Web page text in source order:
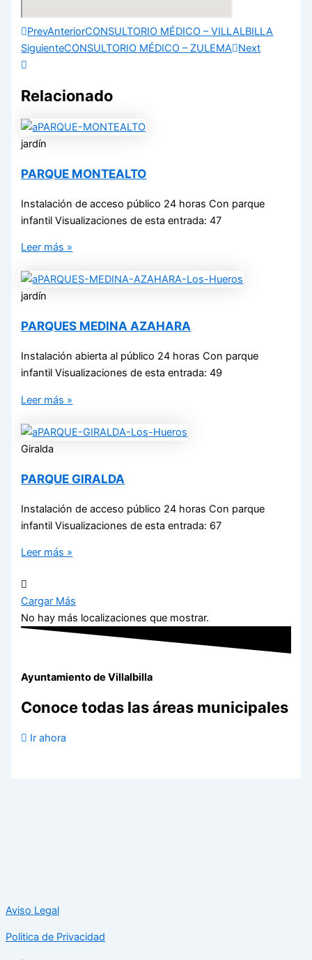
PrevAnteriorCONSULTORIO MÉDICO – VILLALBILLA
SiguienteCONSULTORIO MÉDICO – ZULEMA Next
Relacionado
jardín
PARQUE MONTEALTO
Instalación de acceso público 24 horas Con parque
infantil Visualizaciones de esta entrada: 47
Leer más »
jardín
PARQUES MEDINA AZAHARA
Instalación abierta al público 24 horas Con parque
infantil Visualizaciones de esta entrada: 49
Leer más »
Giralda
PARQUE GIRALDA
Instalación de acceso público 24 horas Con parque
infantil Visualizaciones de esta entrada: 67
Leer más »
Cargar Más
No hay más localizaciones que mostrar.
Ayuntamiento de Villalbilla
Conoce todas las áreas municipales
Ir ahora
Aviso Legal
Politica de Privacidad